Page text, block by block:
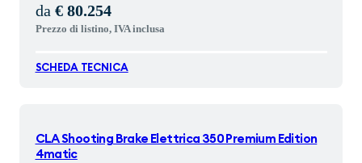
da € 80.254
Prezzo di listino, IVA inclusa
SCHEDA TECNICA
CLA Shooting Brake Elettrica 350 Premium Edition
4matic